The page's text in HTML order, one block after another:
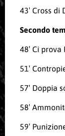
43′ Cross
Secondo
48′ Ci
51′
57′ Doppia
58′
59′